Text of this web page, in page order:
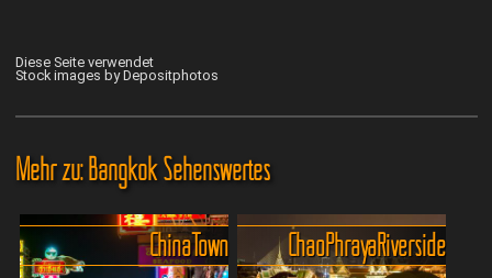
Diese Seite verwendet
Stock images by Depositphotos
Mehr zu: Bangkok Sehenswertes
China Town Chao Phraya Riverside